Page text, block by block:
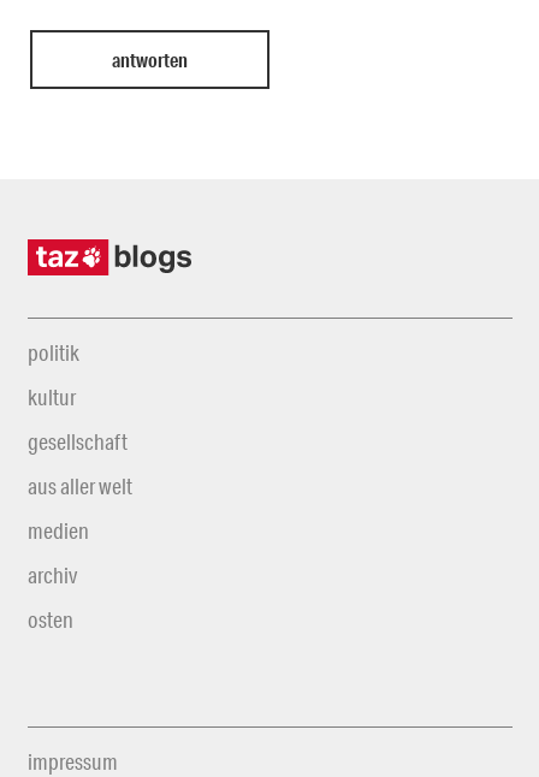
politik
kultur
gesellschaft
aus aller welt
medien
archiv
osten
impressum